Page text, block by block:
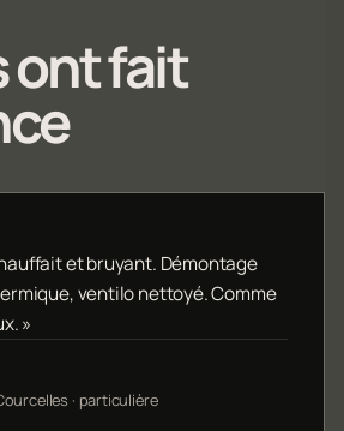
ont fait
et bruyant. Démontage
ventilo nettoyé. Comme
»
· particulière